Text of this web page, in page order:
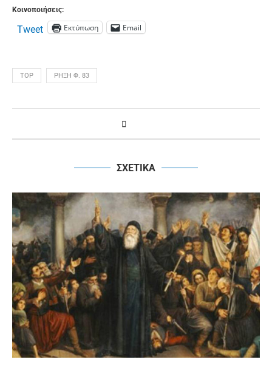
Κοινοποιήσεις:
Tweet Εκτύπωση Email
TOP ΡΉΞΗ Φ. 83
ΣΧΕΤΙΚΑ